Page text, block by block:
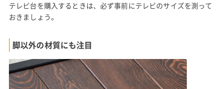
テレビ台を購入するときは、必ず事前にテレビのサイズを測って
おきましょう。
脚以外の材質にも注目